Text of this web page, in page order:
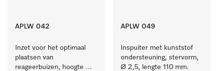
APLW 042
Inzet voor het optimaal
plaatsen van
reageerbuizen, hoogte
APLW 049
Inspuiter met kunststof
ondersteuning, stervorm,
Ø 2,5, lengte 110 mm.